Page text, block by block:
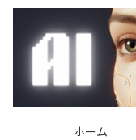
ホーム